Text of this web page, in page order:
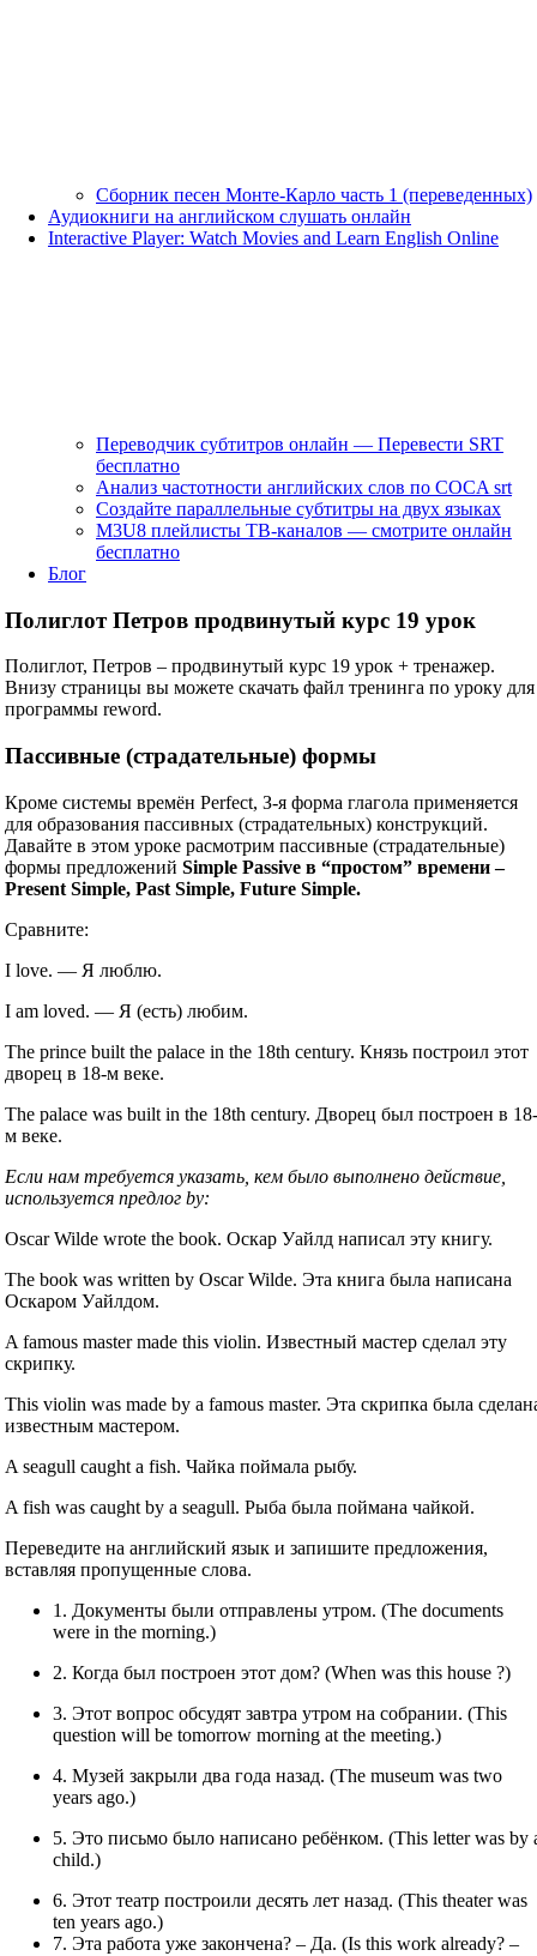
Сборник песен Монте-Карло часть 1 (переведенных)
Аудиокниги на английском слушать онлайн
Interactive Player: Watch Movies and Learn English Online
Переводчик субтитров онлайн — Перевести SRT
бесплатно
Анализ частотности английских слов по COCA srt
Создайте параллельные субтитры на двух языках
M3U8 плейлисты ТВ‑каналов — смотрите онлайн
бесплатно
Блог
Полиглот Петров продвинутый курс 19 урок
Полиглот, Петров – продвинутый курс 19 урок + тренажер.
Внизу страницы вы можете скачать файл тренинга по уроку для
программы reword.
Пассивные (страдательные) формы
Кроме системы времён Perfect, З-я форма глагола применяется
для образования пассивных (страдательных) конструкций.
Давайте в этом уроке расмотрим пассивные (страдательные)
формы предложенийSimple Passive в “простом” времени –
Present Simple, Past Simple, Future Simple.
Сравните:
I love. — Я люблю.
I am loved. — Я (есть) любим.
The prince built the palace in the 18th century. Князь построил этот
дворец в 18-м веке.
The palace was built in the 18th century. Дворец был построен в
м веке.
Если нам требуется указать, кем было выполнено действие,
используется предлог by:
Oscar Wilde wrote the book. Оскар Уайлд написал эту книгу.
The book was written by Oscar Wilde. Эта книга была написана
Оскаром Уайлдом.
A famous master made this violin. Известный мастер сделал эту
скрипку.
This violin was made by a famous master. Эта скрипка была
известным мастером.
A seagull caught a fish. Чайка поймала рыбу.
A fish was caught by a seagull. Рыба была поймана чайкой.
Переведите на английский язык и запишите предложения,
вставляя пропущенные слова.
1. Документы были отправлены утром. (The documents
were in the morning.)
2. Когда был построен этот дом? (When was this house ?)
3. Этот вопрос обсудят завтра утром на собрании. (This
question will be tomorrow morning at the meeting.)
4. Музей закрыли два года назад. (The museum was two
years ago.)
5. Это письмо было написано ребёнком. (This letter was by
child.)
6. Этот театр построили десять лет назад. (This theater was
ten years ago.)
7. Эта работа уже закончена? – Да. (Is this work already? –